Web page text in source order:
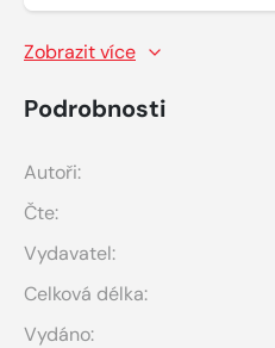
Zobrazit více
Podrobnosti
Autoři:
Čte:
Vydavatel:
Celková délka:
Vydáno: